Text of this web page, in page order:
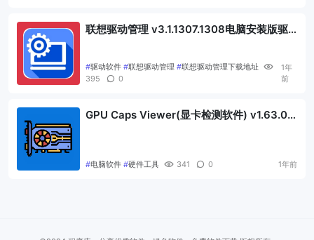
联想驱动管理 v3.1.1307.1308电脑安装版驱
#驱动软件 #联想驱动管理 #联想驱动管理下载地址
395
0
1年
前
GPU Caps Viewer(显卡检测软件) v1.63.0
#电脑软件 #硬件工具 341 0 1年前